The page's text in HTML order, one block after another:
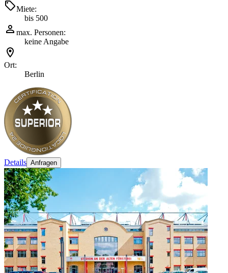
Miete:
bis 500
max. Personen:
keine Angabe
Ort:
Berlin
Details Anfragen